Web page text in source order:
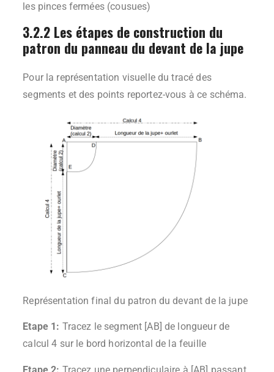
les pinces fermées (cousues)
3.2.2 Les étapes de construction du
patron du panneau du devant de la jupe
Pour la représentation visuelle du tracé des
segments et des points reportez-vous à ce schéma.
Représentation final du patron du devant de la jupe
Etape 1: Tracez le segment [AB] de longueur de
calcul 4 sur le bord horizontal de la feuille